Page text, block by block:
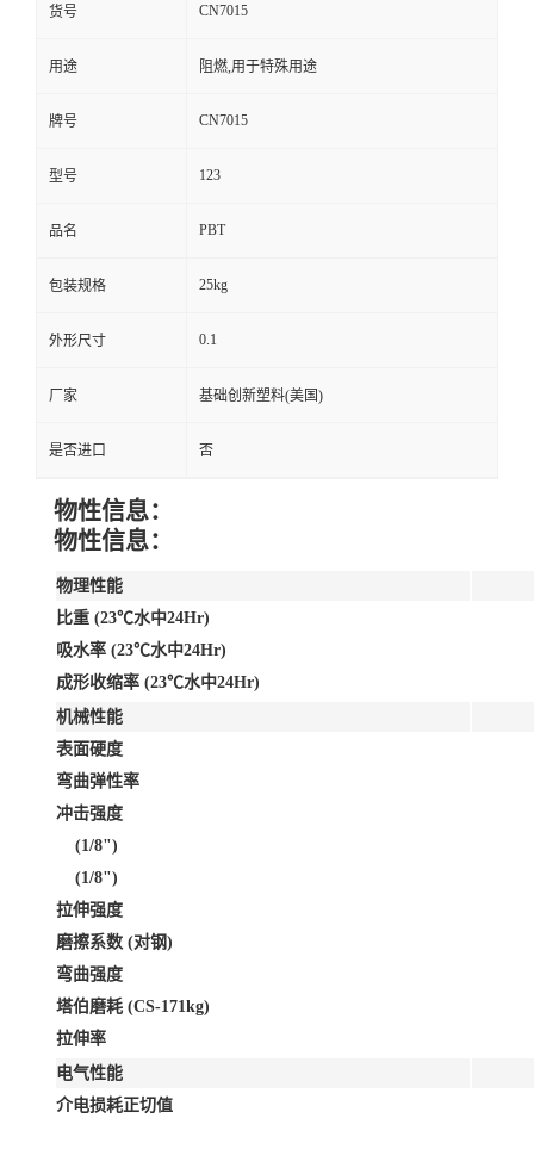
货号 CN7015
用途 阻燃,用于特殊用途
牌号 CN7015
型号 123
品名 PBT
包装规格 25kg
外形尺寸 0.1
厂家 基础创新塑料(美国)
是否进口 否
物性信息：
物性信息：
物理性能
比重 (23℃水中24Hr)
吸水率 (23℃水中24Hr)
成形收缩率 (23℃水中24Hr)
机械性能
表面硬度
弯曲弹性率
冲击强度
(1/8")
(1/8")
拉伸强度
磨擦系数 (对钢)
弯曲强度
塔伯磨耗 (CS-171kg)
拉伸率
电气性能
介电损耗正切值